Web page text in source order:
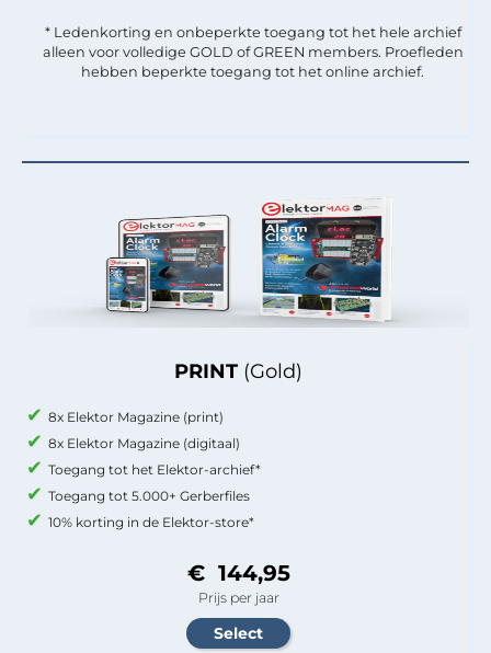
PRINT (Gold)
8x Elektor Magazine (print)
8x Elektor Magazine (digitaal)
Toegang tot het Elektor-archief*
Toegang tot 5.000+ Gerberfiles
10% korting in de Elektor-store*
€ 144,95
Prijs per jaar
* Ledenkorting en onbeperkte toegang tot het hele archief
alleen voor volledige GOLD of GREEN members. Proefleden
hebben beperkte toegang tot het online archief.